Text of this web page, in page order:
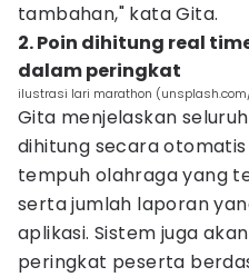
tambahan," kata Gita.
2. Poin dihitung real
dalam peringkat
ilustrasi lari marathon
Gita menjelaskan
dihitung secara
tempuh olahraga yang
serta jumlah laporan
aplikasi. Sistem juga
peringkat peserta